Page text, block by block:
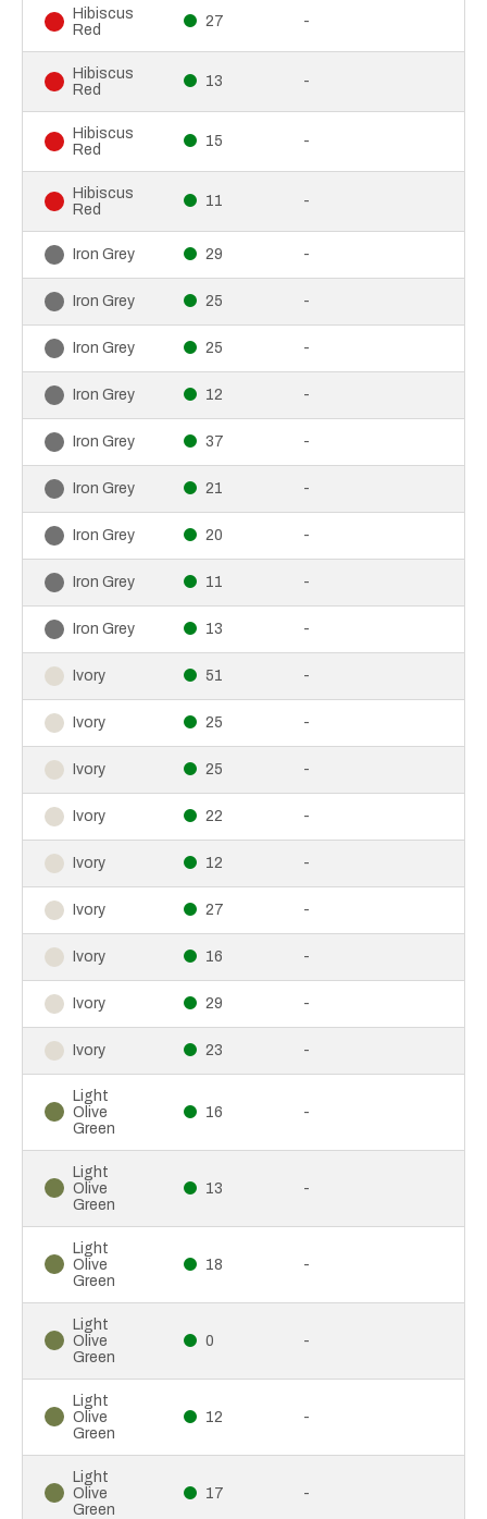
Hibiscus
Red
27 -
Hibiscus
Red
13 -
Hibiscus
Red
15 -
Hibiscus
Red
11 -
Iron Grey 29 -
Iron Grey 25 -
Iron Grey 25 -
Iron Grey 12 -
Iron Grey 37 -
Iron Grey 21 -
Iron Grey 20 -
Iron Grey 11 -
Iron Grey 13 -
Ivory 51 -
Ivory 25 -
Ivory 25 -
Ivory 22 -
Ivory 12 -
Ivory 27 -
Ivory 16 -
Ivory 29 -
Ivory 23 -
Light
Olive
Green
16 -
Light
Olive
Green
13 -
Light
Olive
Green
18 -
Light
Olive
Green
0 -
Light
Olive
Green
12 -
Light
Olive
Green
17 -